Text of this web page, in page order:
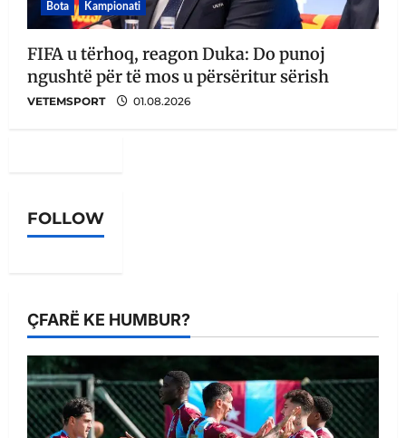
Bota Kampionati
FIFA u tërhoq, reagon Duka: Do punoj
ngushtë për të mos u përsëritur sërish
VETEMSPORT 01.08.2026
FOLLOW
ÇFARË KE HUMBUR?